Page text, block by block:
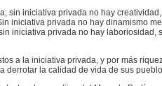
sin iniciativa privada no hay
iniciativa privada no hay dinamismo
iniciativa privada no hay laboriosidad,
a la iniciativa privada, y por más
derrotar la calidad de vida de sus